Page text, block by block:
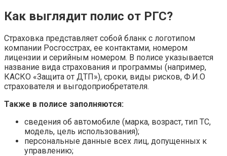
Как выглядит полис от РГС?
Страховка представляет собой бланк с логотипом
компании Росгосстрах, ее контактами, номером
лицензии и серийным номером. В полисе указывается
название вида страхования и программы (например,
КАСКО «Защита от ДТП»), сроки, виды рисков, Ф.И.О
страхователя и выгодоприобретателя.
Также в полисе заполняются:
сведения об автомобиле (марка, возраст, тип ТС,
модель, цель использования);
персональные данные всех лиц, допущенных к
управлению;